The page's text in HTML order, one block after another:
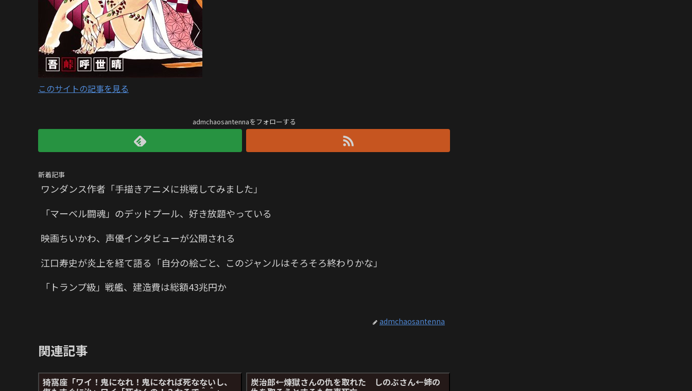
このサイトの記事を見る
admchaosantennaをフォローする
新着記事
ワンダンス作者「手描きアニメに挑戦してみました」
「マーベル闘魂」のデッドプール、好き放題やっている
映画ちいかわ、声優インタビューが公開される
江口寿史が炎上を経て語る「自分の絵ごと、このジャンルはそろそろ終わりかな」
「トランプ級」戦艦、建造費は総額43兆円か
admchaosantenna
関連記事
猗窩座「ワイ！鬼になれ！鬼になれば死なないし、 炭治郎←煉獄さんの仇を取れた しのぶさん←姉の